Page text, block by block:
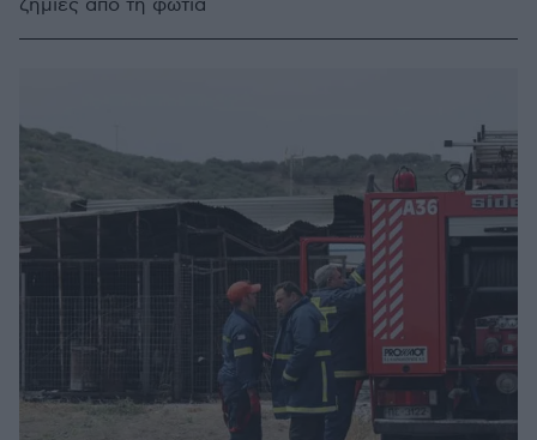
ζημιές από τη φωτιά